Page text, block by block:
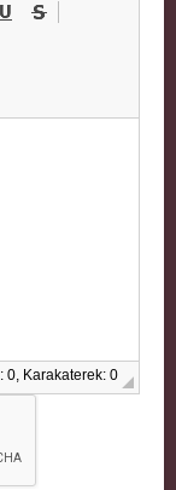
0, Karakaterek: 0